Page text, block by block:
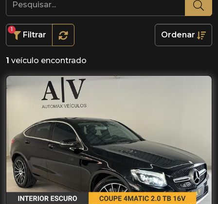
Filtrar
1
Ordenar
1 veículo encontrado